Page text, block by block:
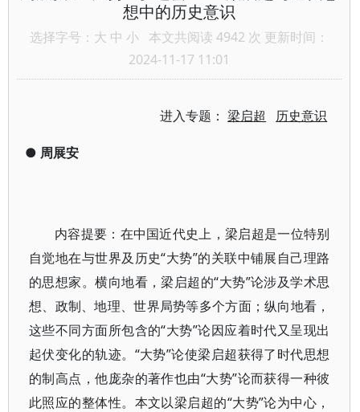
想中的历史意识
选择字号： 大 中 小 本文共阅读 4942 次 更新时间：
2024-11-17 11:01
进入专题：梁启超 历史意识
● 周展安
内容提要：在中国近代史上，梁启超是一位特别
自觉地在与世界及历史“大势”的关联中铺展自己理路
的思想家。横向地看，梁启超的“大势”论涉及学术思
想、政制、地理、世界局势等多个方面；纵向地看，
这些不同方面所包含的“大势”论因应着时代又呈现出
起伏变化的轨迹。“大势”论使梁启超获得了时代思想
的制高点，他庞杂的著作也由“大势”论而获得一种彼
此照应的整体性。本文以梁启超的“大势”论为中心，